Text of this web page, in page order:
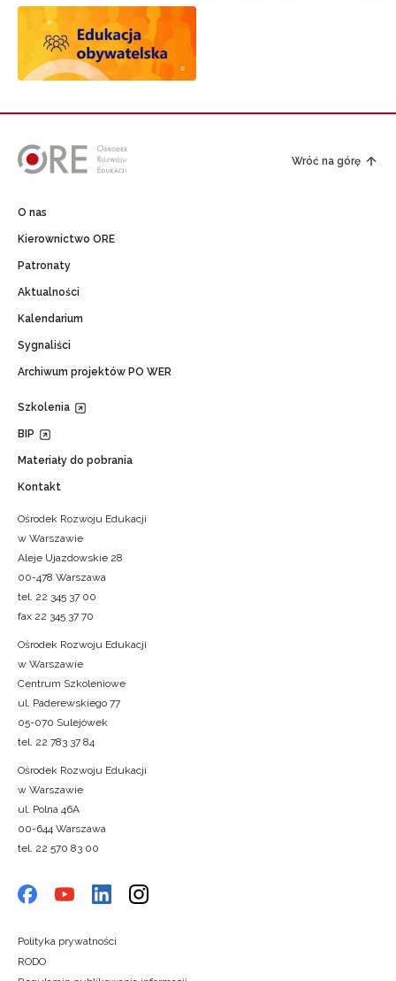
Wróć na górę
O nas
Kierownictwo ORE
Patronaty
Aktualności
Kalendarium
Sygnaliści
Archiwum projektów PO WER
Szkolenia
BIP
Materiały do pobrania
Kontakt
Ośrodek Rozwoju Edukacji
w Warszawie
Aleje Ujazdowskie 28
00-478 Warszawa
tel. 22 345 37 00
fax 22 345 37 70
Ośrodek Rozwoju Edukacji
w Warszawie
Centrum Szkoleniowe
ul. Paderewskiego 77
05-070 Sulejówek
tel. 22 783 37 84
Ośrodek Rozwoju Edukacji
w Warszawie
ul. Polna 46A
00-644 Warszawa
tel. 22 570 83 00
Polityka prywatności
RODO